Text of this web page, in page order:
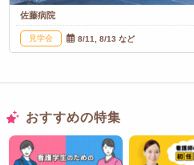
佐藤病院
見学会 8/11, 8/13 など
おすすめの特集